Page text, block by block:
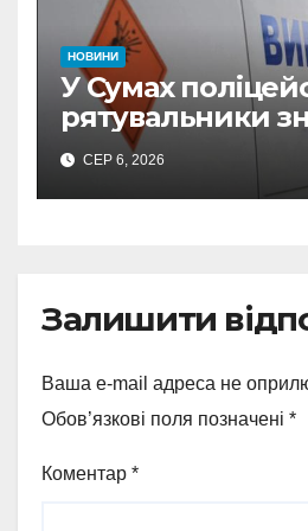
НОВИНИ
У Сумах
рятувальники
500-кілограмову
росіян
СЕР 6, 2026
Залишити
Ваша e-mail адреса не
Обов’язкові поля позначені *
Коментар *